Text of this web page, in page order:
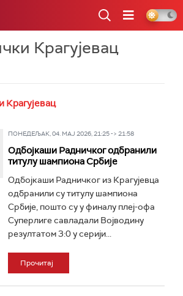
Крагујевац
ПОНЕДЕЉАК, 04. МАЈ 2026, 21:25 -> 21:58
Одбојкаши Радничког одбранили
титулу шампиона Србије
Одбојкаши Радничког из Крагујевца
одбранили су титулу шампиона
Србије, пошто су у финалу плеј-офа
Суперлиге савладали Војводину
резултатом 3:0 у серији...
Прочитај